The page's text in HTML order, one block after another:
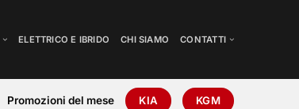
ELETTRICO E IBRIDO CHI SIAMO CONTATTI
Promozioni del mese KIA KGM